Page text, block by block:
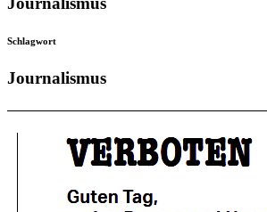
Schlagwort
Journalismus